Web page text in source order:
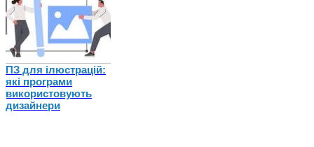
ПЗ для ілюстрацій:
які програми
використовують
дизайнери